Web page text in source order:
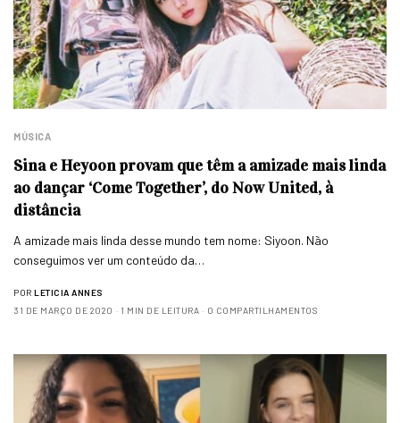
MÚSICA
Sina e Heyoon provam que têm a amizade mais linda
ao dançar ‘Come Together’, do Now United, à
distância
A amizade mais linda desse mundo tem nome: Siyoon. Não
conseguimos ver um conteúdo da…
POR LETICIA ANNES
31 DE MARÇO DE 2020
1 MIN DE LEITURA 0 COMPARTILHAMENTOS